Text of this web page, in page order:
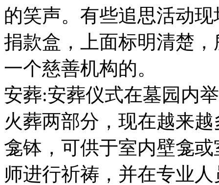
的笑声。有些追思活动
捐款盒，上面标明清楚
一个慈善机构的。
安葬:安葬仪式在墓园内
火葬两部分，现在越来
龛钵，可供于室内壁龛
师进行祈祷，并在专业